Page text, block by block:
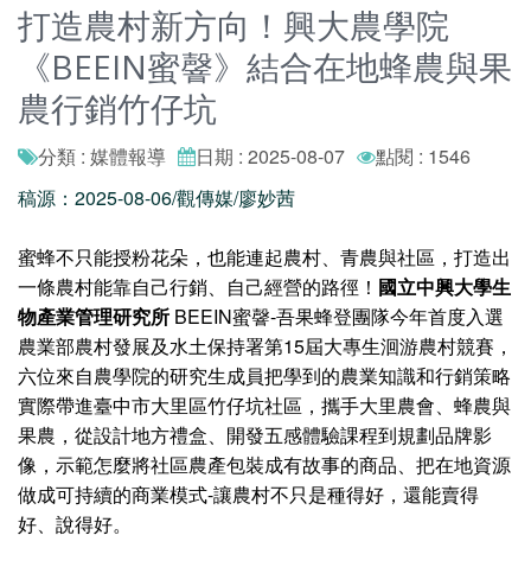
打造農村新方向！興大農學院
《BEEIN蜜韾》結合在地蜂農與果
農行銷竹仔坑
分類 : 媒體報導 日期 : 2025-08-07
點閱 : 1546
稿源：2025-08-06/觀傳媒/廖妙茜
蜜蜂不只能授粉花朵，也能連起農村、青農與社區，打造出
一條農村能靠自己行銷、自己經營的路徑！ 國立中興大學生
物產業管理研究所 BEEIN蜜韾-吾果蜂登團隊今年首度入選
農業部農村發展及水土保持署第15屆大專生洄游農村競賽，
六位來自農學院的研究生成員把學到的農業知識和行銷策略
實際帶進臺中市大里區竹仔坑社區，攜手大里農會、蜂農與
果農，從設計地方禮盒、開發五感體驗課程到規劃品牌影
像，示範怎麼將社區農產包裝成有故事的商品、把在地資源
做成可持續的商業模式-讓農村不只是種得好，還能賣得
好、說得好。